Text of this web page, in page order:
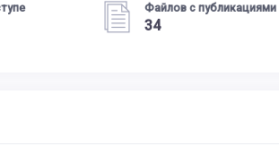
Файлов с публикациями
34